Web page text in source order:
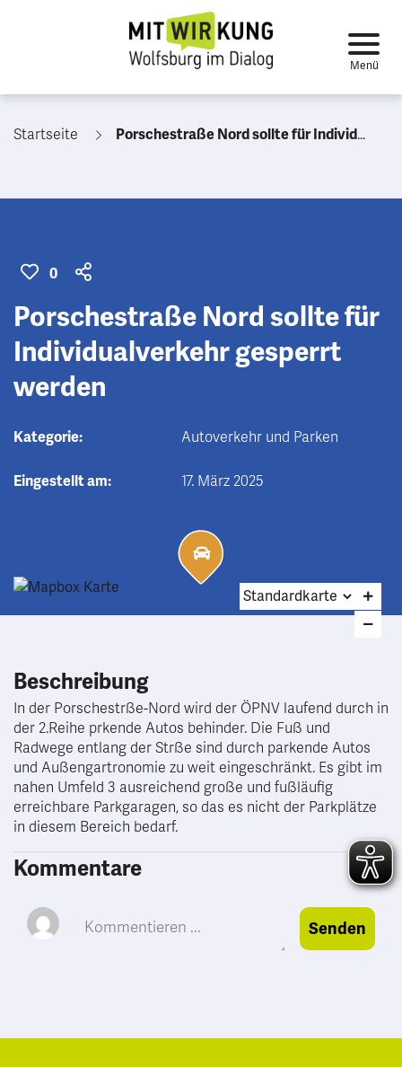
Startseite Porschestraße Nord sollte für Individualverkehr gesperrt werden
0
Porschestraße Nord sollte für
Individualverkehr gesperrt
werden
Kategorie: Autoverkehr und Parken
Eingestellt am: 17. März 2025
Beschreibung
In der Porschestrße-Nord wird der ÖPNV laufend durch in
der 2.Reihe prkende Autos behinder. Die Fuß und
Radwege entlang der Strße sind durch parkende Autos
und Außengartronomie zu weit eingeschränkt. Es gibt im
nahen Umfeld 3 ausreichend große und fußläufig
erreichbare Parkgaragen, so das es nicht der Parkplätze
in diesem Bereich bedarf.
Kommentare
Senden